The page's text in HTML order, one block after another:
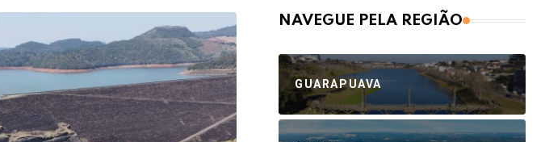
NAVEGUE PELA REGIÃO
GUARAPUAVA